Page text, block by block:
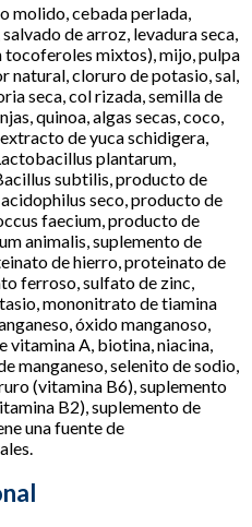
molido, cebada perlada,
de arroz, levadura seca,
tocoferoles mixtos), mijo, pulpa
natural, cloruro de potasio, sal,
seca, col rizada, semilla de
quinoa, algas secas, coco,
de yuca schidigera,
plantarum,
subtilis, producto de
seco, producto de
faecium, producto de
animalis, suplemento de
de hierro, proteinato de
ferroso, sulfato de zinc,
mononitrato de tiamina
óxido manganoso,
vitamina A, biotina, niacina,
manganeso, selenito de sodio,
(vitamina B6), suplemento
B2), suplemento de
una fuente de